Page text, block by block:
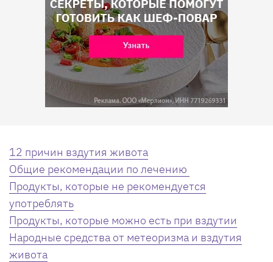
12 причин вздутия живота
Общие рекомендации по лечению
Продукты, которые не рекомендуется
употреблять
Продукты, которые можно есть при вздутии
Народные средства от метеоризма и вздутия
живота